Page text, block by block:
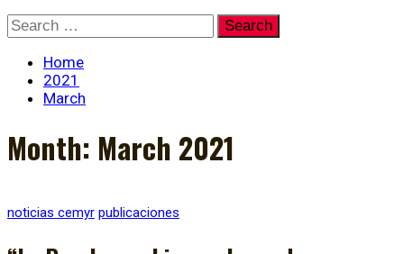
Skip
to
content
Search
for:
Home
2021
March
Month: March 2021
noticias cemyr publicaciones